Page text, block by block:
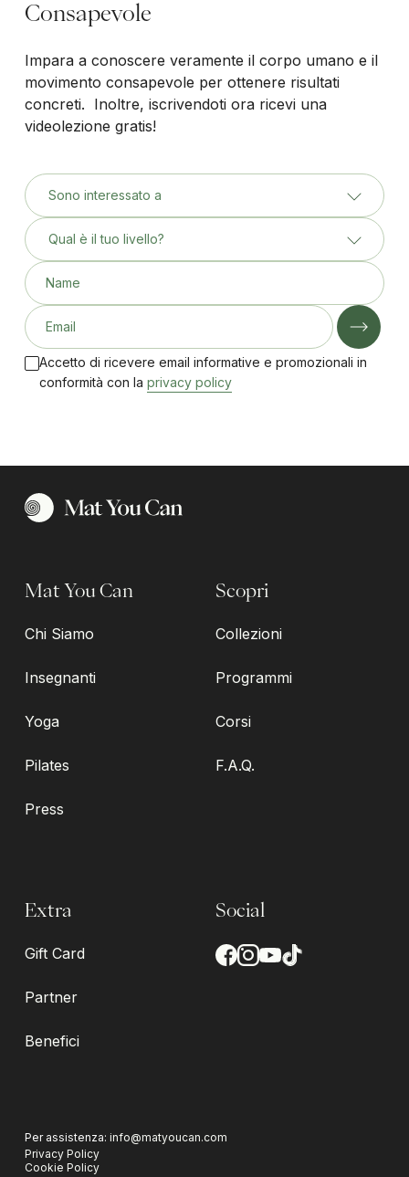
Consapevole
Impara a conoscere veramente il corpo umano e il
movimento consapevole per ottenere risultati
concreti. Inoltre, iscrivendoti ora ricevi una
videolezione gratis!
Sono interessato a
Qual è il tuo livello?
Name
Email
Accetto di ricevere email informative e promozionali in
conformità con la privacy policy
Mat You Can
Chi Siamo
Insegnanti
Yoga
Pilates
Press
Scopri
Collezioni
Programmi
Corsi
F.A.Q.
Extra
Gift Card
Partner
Benefici
Social
Per assistenza: info@matyoucan.com
Privacy Policy
Cookie Policy